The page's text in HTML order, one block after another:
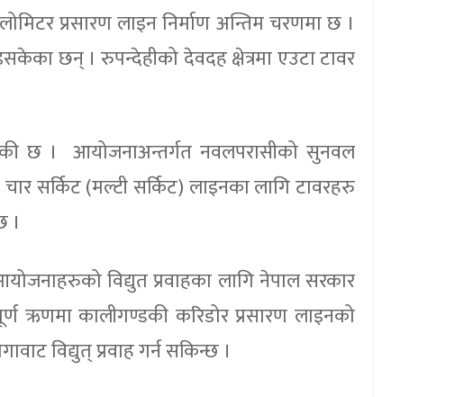
प्रसारण लाइन निर्माण अन्तिम चरणमा छ ।
छन् । रुपन्देहीको देवदह क्षेत्रमा एउटा टावर
छ । आयोजनाअन्तर्गत नवलपरासीको सुनवल
सर्किट (मल्टी सर्किट) लाइनका लागि टावरहरु
।
विद्युत प्रवाहका लागि नेपाल सरकार
ऋणमा कालीगण्डकी करिडोर प्रसारण लाइनको
विद्युत् प्रवाह गर्न सकिन्छ ।